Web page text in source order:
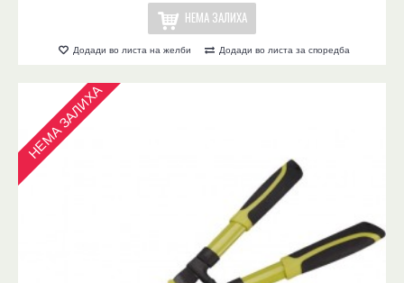
НЕМА ЗАЛИХА
Додади во листа на желби Додади во листа за споредба
НЕМА ЗАЛИХА